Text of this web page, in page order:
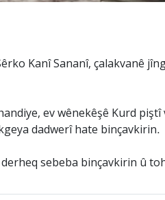
Kanî Sananî, çalakvanê
ev wênekêşê Kurd
dadwerî hate binçavkirin.
sebeba binçavkirin û